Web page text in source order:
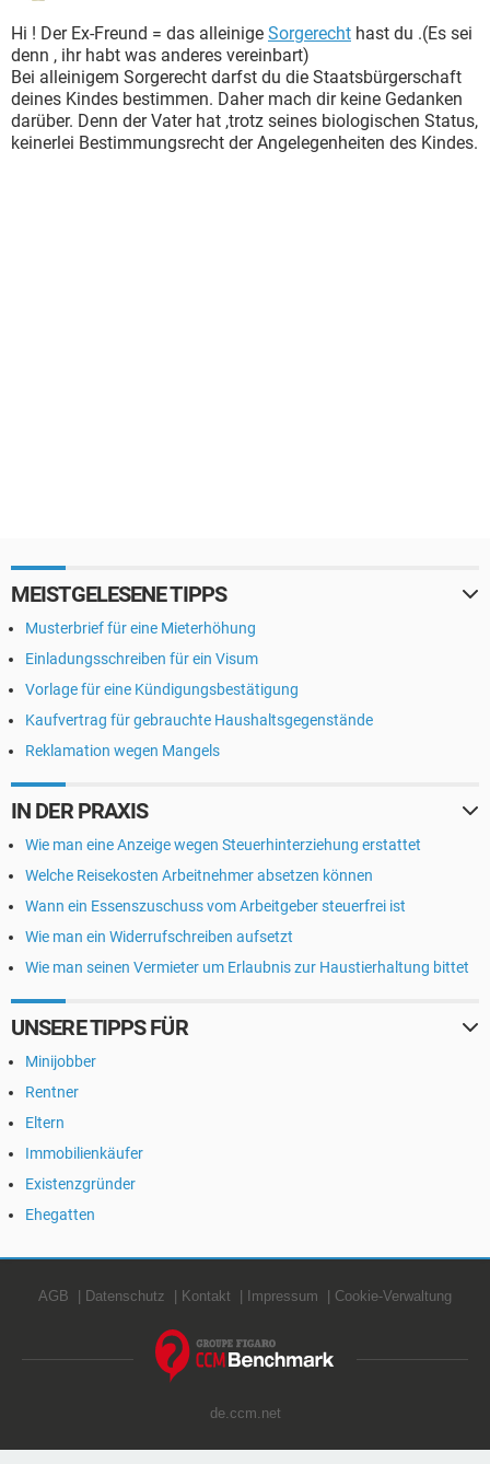
Hi ! Der Ex-Freund = das alleinige Sorgerecht hast du .(Es sei
denn , ihr habt was anderes vereinbart)
Bei alleinigem Sorgerecht darfst du die Staatsbürgerschaft
deines Kindes bestimmen. Daher mach dir keine Gedanken
darüber. Denn der Vater hat ,trotz seines biologischen Status,
keinerlei Bestimmungsrecht der Angelegenheiten des Kindes.
MEISTGELESENE TIPPS
Musterbrief für eine Mieterhöhung
Einladungsschreiben für ein Visum
Vorlage für eine Kündigungsbestätigung
Kaufvertrag für gebrauchte Haushaltsgegenstände
Reklamation wegen Mangels
IN DER PRAXIS
Wie man eine Anzeige wegen Steuerhinterziehung erstattet
Welche Reisekosten Arbeitnehmer absetzen können
Wann ein Essenszuschuss vom Arbeitgeber steuerfrei ist
Wie man ein Widerrufschreiben aufsetzt
Wie man seinen Vermieter um Erlaubnis zur Haustierhaltung bittet
UNSERE TIPPS FÜR
Minijobber
Rentner
Eltern
Immobilienkäufer
Existenzgründer
Ehegatten
AGB Datenschutz Kontakt Impressum Cookie-Verwaltung
de.ccm.net